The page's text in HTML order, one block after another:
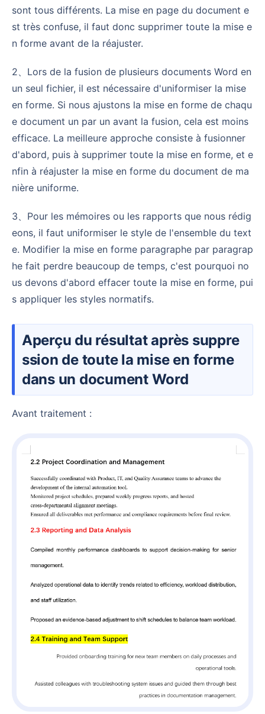
sont tous différents. La mise en page du document e
st très confuse, il faut donc supprimer toute la mise e
n forme avant de la réajuster.
2、Lors de la fusion de plusieurs documents Word en
un seul fichier, il est nécessaire d'uniformiser la mise
en forme. Si nous ajustons la mise en forme de chaqu
e document un par un avant la fusion, cela est moins
efficace. La meilleure approche consiste à fusionner
d'abord, puis à supprimer toute la mise en forme, et e
nfin à réajuster la mise en forme du document de ma
nière uniforme.
3、Pour les mémoires ou les rapports que nous rédig
eons, il faut uniformiser le style de l'ensemble du text
e. Modifier la mise en forme paragraphe par paragrap
he fait perdre beaucoup de temps, c'est pourquoi no
us devons d'abord effacer toute la mise en forme, pui
s appliquer les styles normatifs.
Aperçu du résultat après suppre
ssion de toute la mise en forme
dans un document Word
Avant traitement :